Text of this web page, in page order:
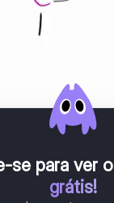
se para ver
grátis!